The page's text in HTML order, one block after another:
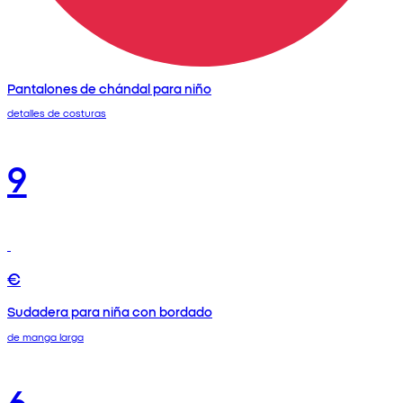
Pantalones de chándal para niño
detalles de costuras
9
€
Sudadera para niña con bordado
de manga larga